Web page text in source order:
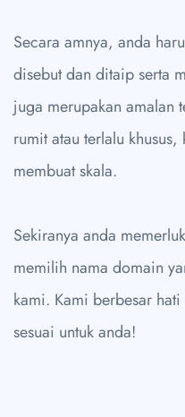
Secara amnya, anda
disebut dan ditaip serta
juga merupakan amalan
rumit atau terlalu
membuat skala.
Sekiranya anda
memilih nama domain
kami. Kami berbesar
sesuai untuk anda!